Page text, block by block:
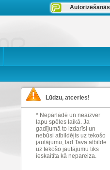
Autorizēšanās
Lūdzu, atceries!
* Nepārlādē un neaizver
lapu spēles laikā. Ja
gadījumā to izdarīsi un
nebūsi atbildējis uz tekošo
jautājumu, tad Tava atbilde
uz tekošo jautājumu tiks
ieskaitīta kā nepareiza.